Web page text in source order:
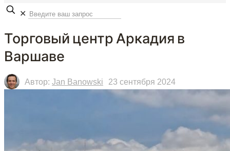
✕
Торговый центр Аркадия в
Варшаве
Автор: Jan Banowski 23 сентября 2024